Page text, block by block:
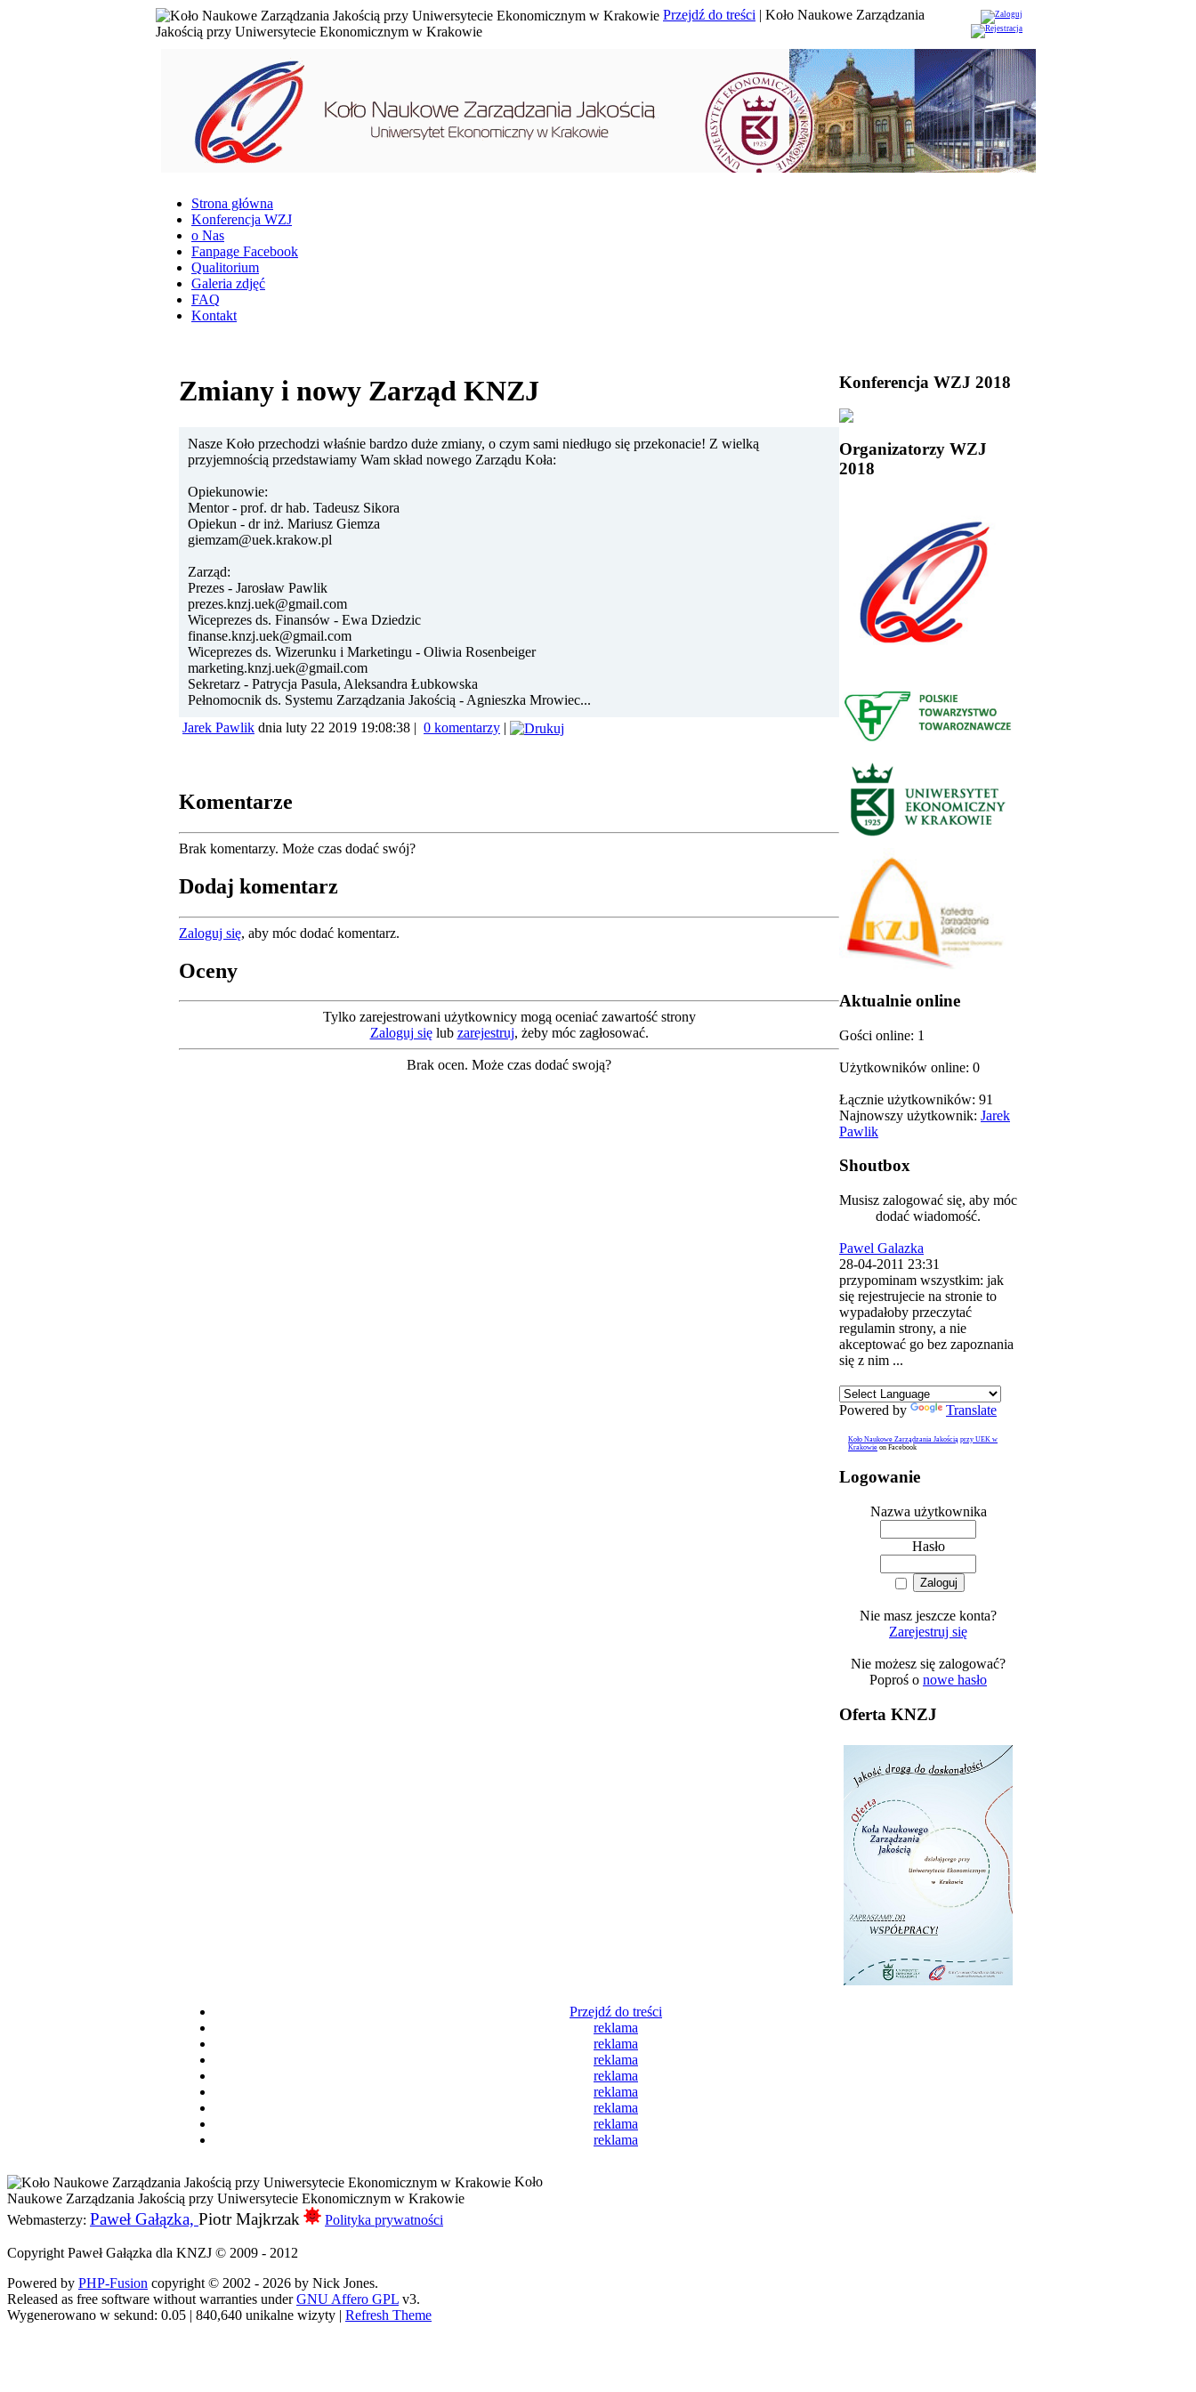
Przejdź do treści | Koło Naukowe Zarządzania
Jakością przy Uniwersytecie Ekonomicznym w Krakowie
Strona główna
Konferencja WZJ
o Nas
Fanpage Facebook
Qualitorium
Galeria zdjęć
FAQ
Kontakt
Zmiany i nowy Zarząd KNZJ
Nasze Koło przechodzi właśnie bardzo duże zmiany, o czym sami niedługo się przekonacie! Z wielką
przyjemnością przedstawiamy Wam skład nowego Zarządu Koła:
Opiekunowie:
Mentor - prof. dr hab. Tadeusz Sikora
Opiekun - dr inż. Mariusz Giemza
giemzam@uek.krakow.pl
Zarząd:
Prezes - Jarosław Pawlik
prezes.knzj.uek@gmail.com
Wiceprezes ds. Finansów - Ewa Dziedzic
finanse.knzj.uek@gmail.com
Wiceprezes ds. Wizerunku i Marketingu - Oliwia Rosenbeiger
marketing.knzj.uek@gmail.com
Sekretarz - Patrycja Pasula, Aleksandra Łubkowska
Pełnomocnik ds. Systemu Zarządzania Jakością - Agnieszka Mrowiec...
Jarek Pawlik dnia luty 22 2019 19:08:38 | 0 komentarzy |
Komentarze
Brak komentarzy. Może czas dodać swój?
Dodaj komentarz
Zaloguj się, aby móc dodać komentarz.
Oceny
Tylko zarejestrowani użytkownicy mogą oceniać zawartość strony
Zaloguj sięlub zarejestruj, żeby móc zagłosować.
Brak ocen. Może czas dodać swoją?
Konferencja WZJ 2018
Organizatorzy WZJ
2018
Aktualnie online
Gości online: 1
Użytkowników online: 0
Łącznie użytkowników: 91
Najnowszy użytkownik: Jarek
Pawlik
Shoutbox
Musisz zalogować się, aby móc
dodać wiadomość.
Pawel Galazka
28-04-2011 23:31
przypominam wszystkim: jak
się rejestrujecie na stronie to
wypadałoby przeczytać
regulamin strony, a nie
akceptować go bez zapoznania
się z nim ...
Powered by Translate
Koło Naukowe Zarządzania Jakością przy UEK w
Krakowie on Facebook
Logowanie
Nazwa użytkownika
Hasło
Nie masz jeszcze konta?
Zarejestruj się
Nie możesz się zalogować?
Poproś o nowe hasło
Oferta KNZJ
Przejdź do treści
reklama
reklama
reklama
reklama
reklama
reklama
reklama
reklama
Koło
Naukowe Zarządzania Jakością przy Uniwersytecie Ekonomicznym w Krakowie
Webmasterzy: Paweł Gałązka, Piotr Majkrzak Polityka prywatności
Copyright Paweł Gałązka dla KNZJ © 2009 - 2012
Powered by PHP-Fusion copyright © 2002 - 2026 by Nick Jones.
Released as free software without warranties underGNU Affero GPL v3.
Wygenerowano w sekund: 0.05 | 840,640 unikalne wizyty | Refresh Theme